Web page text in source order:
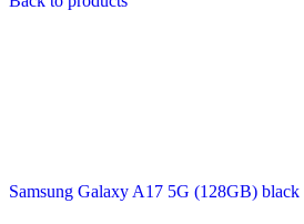
Samsung Galaxy A17 5G (128GB) black